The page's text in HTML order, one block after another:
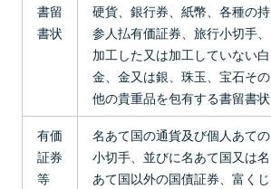
書留
書状
硬貨、銀行券、紙幣、各種の持
参人払有価証券、旅行小切手、
加工した又は加工していない白
金、金又は銀、珠玉、宝石その
他の貴重品を包有する書留書状
有価
証券
等
名あて国の通貨及び個人あての
小切手、並びに名あて国又は名
あて国以外の国債証券、富くじ